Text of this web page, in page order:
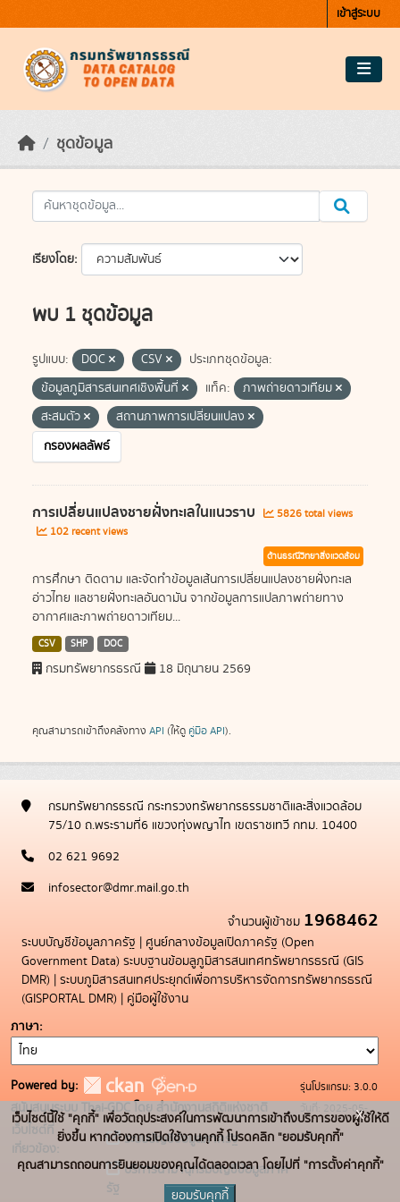
เข้าสู่ระบบ
ชุดข้อมูล
เรียงโดย
พบ 1 ชุดข้อมูล
รูปแบบ: DOC CSV
ประเภทชุดข้อมูล:
ข้อมูลภูมิสารสนเทศเชิงพื้นที่
แท็ค:
ภาพถ่ายดาวเทียม
สะสมตัว
สถานภาพการเปลี่ยนแปลง
กรองผลลัพธ์
การเปลี่ยนแปลงชายฝั่งทะเลในแนวราบ
5826 total views
102 recent views
ด้านธรณีวิทยาสิ่งแวดล้อม
การศึกษา ติดตาม และจัดทำข้อมูลเส้นการเปลี่ยนแปลงชายฝั่งทะเล
อ่าวไทย แลชายฝั่งทะเลอันดามัน จากข้อมูลการแปลภาพถ่ายทาง
อากาศและภาพถ่ายดาวเทียม...
CSV SHP DOC
กรมทรัพยากรธรณี 18 มิถุนายน 2569
คุณสามารถเข้าถึงคลังทาง API (ให้ดู คู่มือ API).
กรมทรัพยากรธรณี กระทรวงทรัพยากรธรรมชาติและสิ่งแวดล้อม
75/10 ถ.พระรามที่6 แขวงทุ่งพญาไท เขตราชเทวี กทม. 10400
02 621 9692
infosector@dmr.mail.go.th
จำนวนผู้เข้าชม 1968462
ระบบบัญชีข้อมูลภาครัฐ | ศูนย์กลางข้อมูลเปิดภาครัฐ (Open
Government Data) ระบบฐานข้อมลูภูมิสารสนเทศทรัพยากรธรณี (GIS
DMR) | ระบบภูมิสารสนเทศประยุกต์เพื่อการบริหารจัดการทรัพยากรธรณี
(GISPORTAL DMR) | คู่มือผู้ใช้งาน
ภาษา
Powered by:
สนับสนุนระบบ Thai-GDC โดย สำนักงานสถิติแห่งชาติ
เว็บไซต์ที่
เกี่ยวข้อง:
ระบบบัญชีข้อมูลภาครัฐ
บริการนามานุกรมบัญชีข้อมูลภาค
รัฐ
รุ่นโปรแกรม: 3.0.0
วันที่: 2025-05-
19
เว็บไซต์นี้ใช้ "คุกกี้" เพื่อวัตถุประสงค์ในการพัฒนาการเข้าถึงบริการของผู้ใช้ให้ดี
ยิ่งขึ้น หากต้องการเปิดใช้งานคุกกี้ โปรดคลิก "ยอมรับคุกกี้"
คุณสามารถถอนการยินยอมของคุณได้ตลอดเวลา โดยไปที่ "การตั้งค่าคุกกี้"
ยอมรับคุกกี้
x